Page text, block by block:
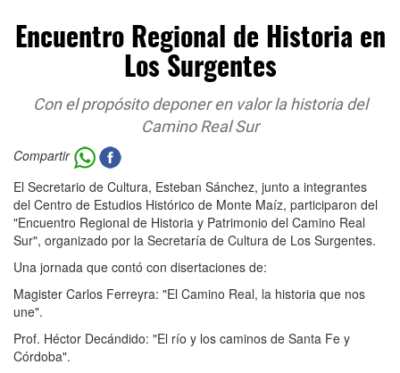
Encuentro Regional de Historia en
Los Surgentes
Con el propósito deponer en valor la historia del
Camino Real Sur
Compartir
El Secretario de Cultura, Esteban Sánchez, junto a integrantes
del Centro de Estudios Histórico de Monte Maíz, participaron del
"Encuentro Regional de Historia y Patrimonio del Camino Real
Sur", organizado por la Secretaría de Cultura de Los Surgentes.
Una jornada que contó con disertaciones de:
Magister Carlos Ferreyra: "El Camino Real, la historia que nos
une".
Prof. Héctor Decándido: "El río y los caminos de Santa Fe y
Córdoba".